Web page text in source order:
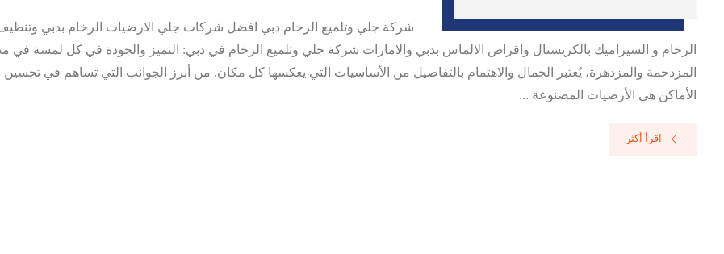
شركة جلي وتلميع الرخام دبي افضل شركات جلي الارضيات الرخام بدبي وتنظيف
الرخام و السيراميك بالكريستال واقراص الالماس بدبي والامارات شركة جلي وتلميع الرخام في دبي: التميز والجودة في كل لمسة في
المزدحمة والمزدهرة، يُعتبر الجمال والاهتمام بالتفاصيل من الأساسيات التي يعكسها كل مكان. من أبرز الجوانب التي تساهم في
الأماكن هي الأرضيات المصنوعة ...
اقرأ أكثر